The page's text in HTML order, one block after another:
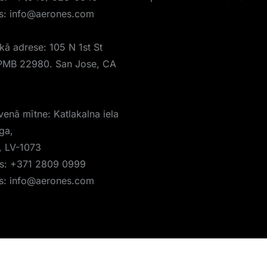
info@aerones.com
adrese: 105 N 1st St
22980. San Jose, CA
mītne: Katlakalna iela
LV-1073
+371 2809 0999
info@aerones.com